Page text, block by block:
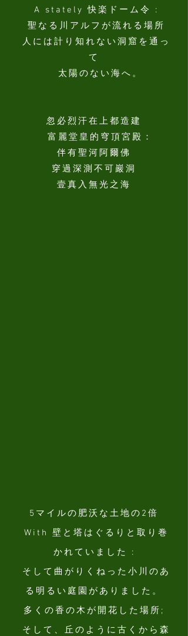
A stately 快楽ドーム令 :
聖なる川アルフが流れる場所
人には計り知れない洞窟を通っ
て
太陽のない海へ。
忽必烈汗在上都造建
富麗堂皇的穹頂宮殿 ：
伴有聖河阿爾佛
穿過深測不可巖洞
壹真入無光之海
5マイルの肥沃な土地の2倍
With 壁と塔はぐるりと取り巻
かれていました :
そして曲がりくねった小川のあ
る明るい庭園がありました。
多くの香の木が開花した場所;
そして、丘のように古くから森